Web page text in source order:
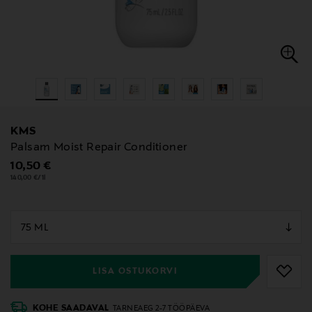
KMS
Palsam Moist Repair Conditioner
Original Price
10,50 €
140,00 €/1l
LISA OSTUKORVI
KOHE SAADAVAL TARNEAEG 2-7 TÖÖPÄEVA